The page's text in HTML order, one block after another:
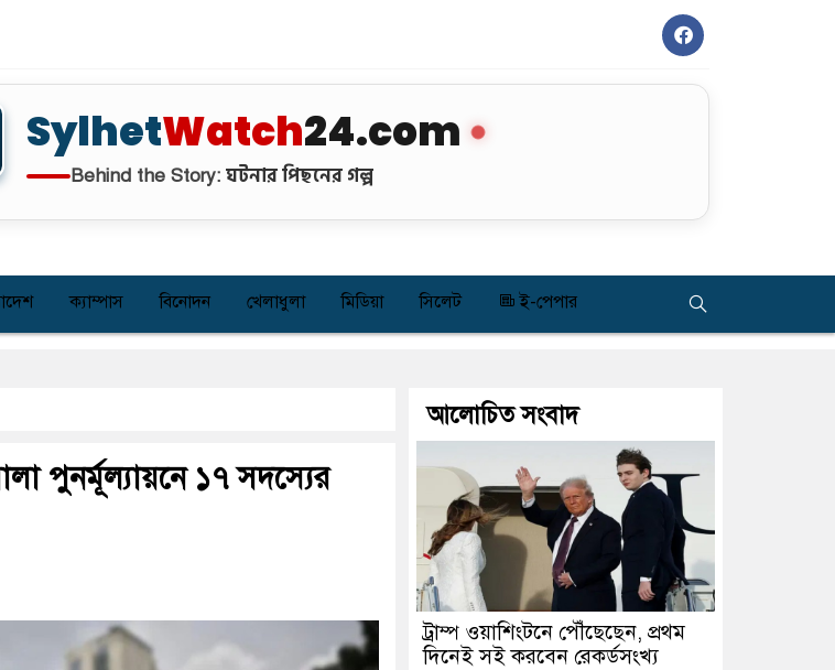
SylhetWatch24.com
Behind the Story: ঘটনার পিছনের গল্প
ক্যাম্পাস বিনোদন খেলাধুলা মিডিয়া সিলেট ই-পেপার
পুনর্মূল্যায়নে ১৭ সদস্যের
আলোচিত সংবাদ
ট্রাম্প ওয়াশিংটনে পৌঁছেছেন, প্রথম
দিনেই সই করবেন রেকর্ডসংখ্য